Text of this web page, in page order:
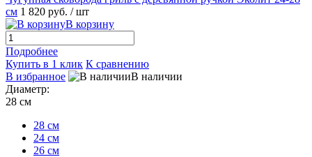
см 1 820 руб. / шт
В корзину
Подробнее
Купить в 1 клик К сравнению
В избранное
В наличии
Диаметр:
28 см
28 см
24 см
26 см